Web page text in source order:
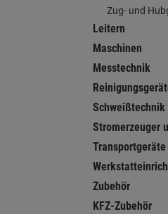
Zug- und
Leitern
Maschinen
Messtechnik
Schweißtechnik
Stromerzeuger
Transportgeräte
Zubehör
KFZ-Zubehör